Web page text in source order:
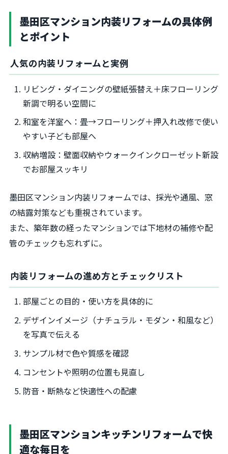
墨田区マンション内装リフォームの具体例
とポイント
人気の内装リフォームと実例
リビング・ダイニングの壁紙張替え＋床フローリング
新調で明るい空間に
和室を洋室へ：畳→フローリング＋押入れ改修で使い
やすい子ども部屋へ
収納増設：壁面収納やウォークインクローゼット新設
でお部屋スッキリ
墨田区マンション内装リフォームでは、採光や通風、窓
の結露対策なども重視されています。
また、築年数の経ったマンションでは下地材の補修や配
管のチェックも忘れずに。
内装リフォームの進め方とチェックリスト
部屋ごとの目的・使い方を具体的に
デザインイメージ（ナチュラル・モダン・和風など）
を写真で伝える
サンプル材で色や質感を確認
コンセントや照明の位置も見直し
防音・断熱など快適性への配慮
墨田区マンションキッチンリフォームで快
適な毎日を